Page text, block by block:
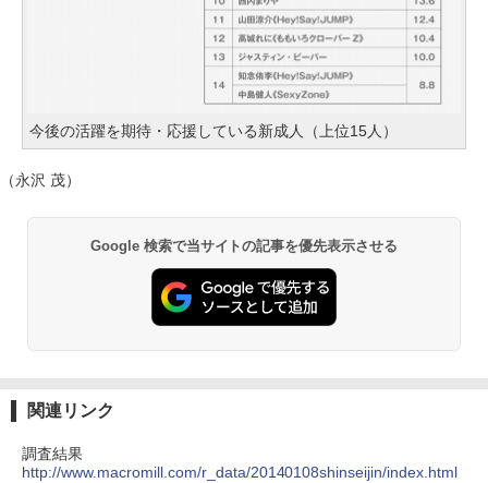
今後の活躍を期待・応援している新成人（上位15人）
（永沢 茂）
Google 検索で当サイトの記事を優先表示させる
関連リンク
調査結果
http://www.macromill.com/r_data/20140108shinseijin/index.html